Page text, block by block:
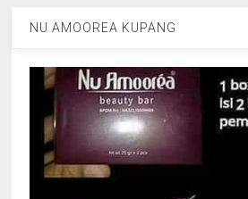
NU AMOOREA KUPANG